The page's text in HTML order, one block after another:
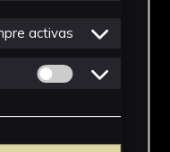
activas
Permitir cookies